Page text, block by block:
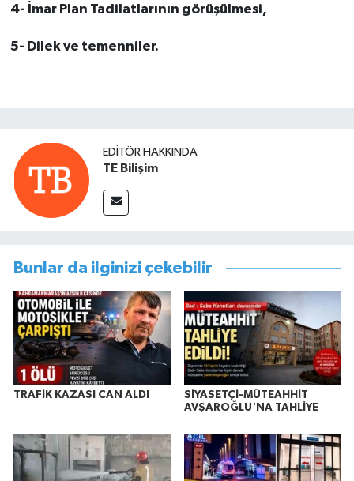
4- İmar Plan Tadilatlarının görüşülmesi,
5- Dilek ve temenniler.
EDITÖR HAKKINDA
TE Bilişim
Bunlar da ilginizi çekebilir
TRAFİK KAZASI CAN ALDI
SİYASETÇİ-MÜTEAHHİT
AVŞAROĞLU'NA TAHLİYE